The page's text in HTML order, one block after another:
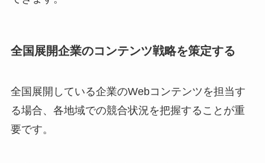
全国展開企業のコンテンツ戦略を策定する
全国展開している企業のWebコンテンツを担当す
る場合、各地域での競合状況を把握することが重
要です。